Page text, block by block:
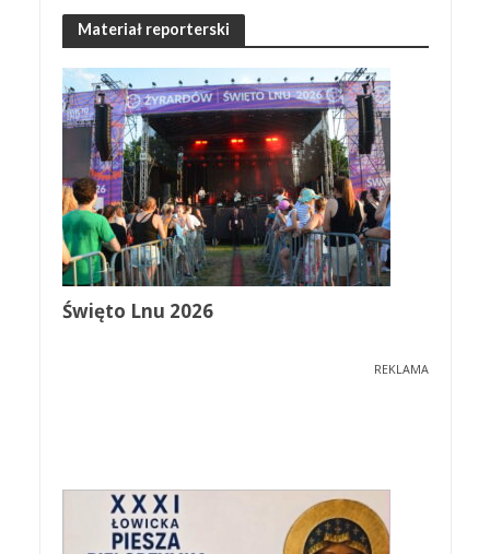
Materiał reporterski
Święto Lnu 2026
REKLAMA